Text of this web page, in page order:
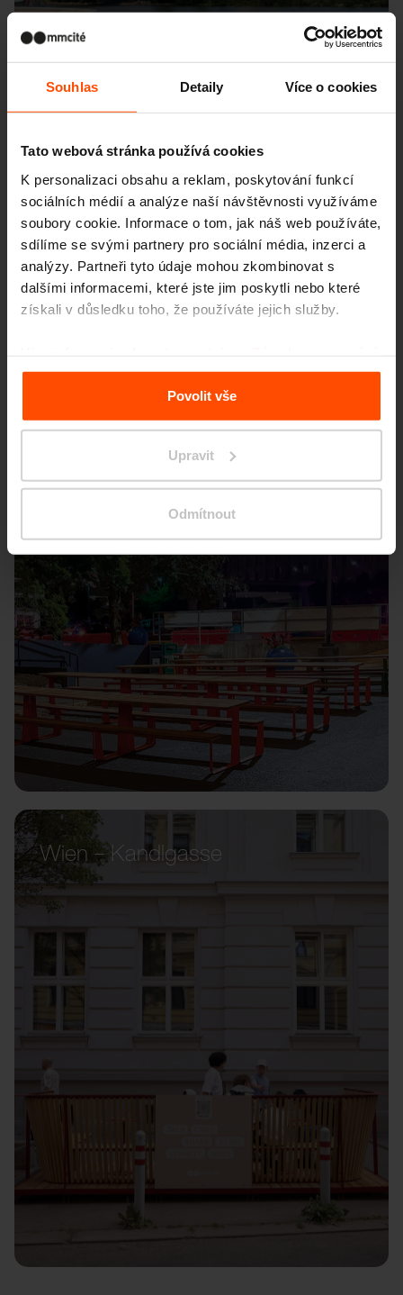
Souhlas Detaily Více o cookies
Tato webová stránka používá cookies
K personalizaci obsahu a reklam, poskytování funkcí
sociálních médií a analýze naší návštěvnosti využíváme
soubory cookie. Informace o tom, jak náš web používáte,
sdílíme se svými partnery pro sociální média, inzerci a
analýzy. Partneři tyto údaje mohou zkombinovat s
dalšími informacemi, které jste jim poskytli nebo které
získali v důsledku toho, že používáte jejich služby.
osobních údajů.
Povolit vše
Upravit
Odmítnout
Seattle – Popup park
Wien – Kandlgasse